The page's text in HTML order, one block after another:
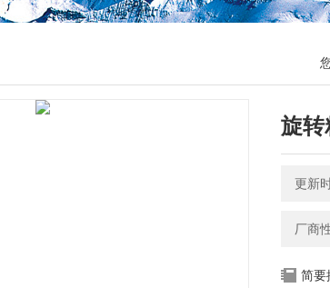
旋转
更新
厂商
简要